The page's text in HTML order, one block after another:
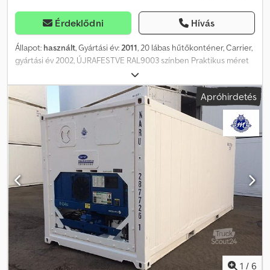
Érdeklődni Hívás
Állapot: használt, Gyártási év:2011, 20 lábas hűtőkonténer, Carrier,
gyártási év 2002, ÚJRAFESTVE RAL9003 színben Praktikus méret
az áruk tárolásához, korlátozott helyigényű. Alkalmas beltéri és
kültéri használatra is. Bármilyen méretben, egyedi igények szerint
is tudunk gyártani. Kérjen árajánlatot! A képek csak példák, a
tényleges termék eltérhet. BÉRLÉS is lehetséges: 10,00 EUR-tól /
nap MŰSZAKI ADATOK: Padló típusa: T-padló Feszültségfelvétel:
380/440 V, 32A, 50Hz / 60Hz, 5 pólusú CEE csatlakozóval a hálózati
üzemhez Belső tér: rozsdamentes acélból/alumíniumból,
élelmiszeripari minőségű Átlagos energiafogyasztás: 3-8 kWh
Állítható hőmérséklet-tartomány: -25 ... +25 °C (ideális fűtéshez és
hűtéshez) Hűtőközeg: R134A / R449A MÉRETEK: Külső méretek
(mm-ben): 6.058 x 2.438 x 2.591 (H x Sz x M) Belső méretek (mm-
ben): 5.456 x 2.294 x 2.260 (H x Sz x M) OPCIONÁLIS KIEGÉSZÍTŐK:
LED világítás (teljes készlet) Dsdpfx Aoum Swroavswa PVC
függöny, eltolható PVC függöny, nem eltolható Rövidítés, az igény
szerinti hosszúságra Alumínium lapos padló beépítése Oldalsó
hűtőcella-ajtó beépítése Beszállító rámpa (masszív acél
Apróhirdetés
1 / 6